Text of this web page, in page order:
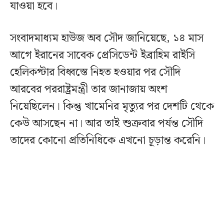
যাওয়া হবে।
সংবাদমাধ্যম হাউজ অব সৌদ জানিয়েছে, ১৪ মাস
আগে ইরানের সাবেক প্রেসিডেন্ট ইব্রাহিম রাইসি
হেলিকপ্টার বিধ্বস্তে নিহত হওয়ার পর সৌদি
আরবের পররাষ্ট্রমন্ত্রী তার জানাজায় অংশ
নিয়েছিলেন। কিন্তু খামেনির মৃত্যুর পর দেশটি থেকে
কেউ আসছেন না। আর তাই শুক্রবার পর্যন্ত সৌদি
তাদের কোনো প্রতিনিধিকে এখনো চূড়ান্ত করেনি।